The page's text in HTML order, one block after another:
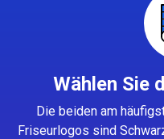
Wählen Sie
Die beiden am
Friseurlogos sind